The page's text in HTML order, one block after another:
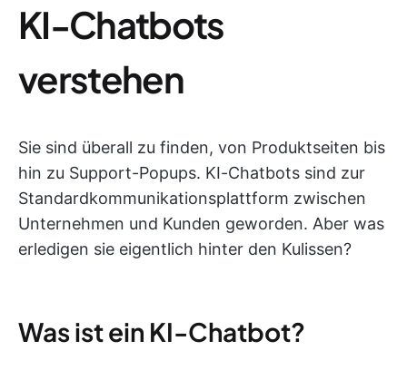
KI-Chatbots
verstehen
Sie sind überall zu finden, von Produktseiten bis
hin zu Support-Popups. KI-Chatbots sind zur
Standardkommunikationsplattform zwischen
Unternehmen und Kunden geworden. Aber was
erledigen sie eigentlich hinter den Kulissen?
Was ist ein KI-Chatbot?